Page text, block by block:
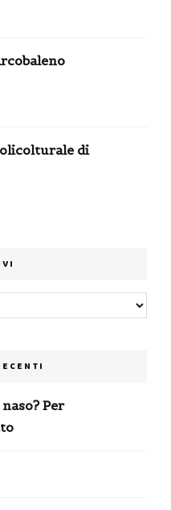
di
Per